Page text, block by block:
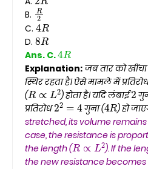
B. R2
C. 4R
D. 8R
Ans. C. 4 R
Explanation: जब तार को
स्थिर रहता है। ऐसे मामले में
(R∝L2 ) होता है। यदि लंबाई2
प्रतिरोध22=4 गुना (4R) हो
stretched, its volume
case, the resistance is
the length (R∝L2 ). If the
the new resistance becomes